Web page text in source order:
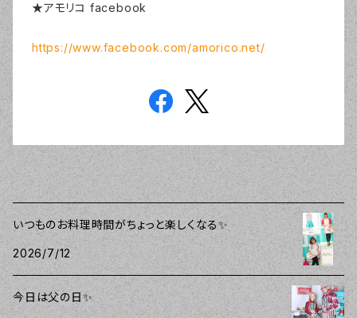
★アモリコ facebook
https://www.facebook.com/amorico.net/
いつものお料理時間がちょっと楽しくなる✨
2026/7/12
今日は父の日✨